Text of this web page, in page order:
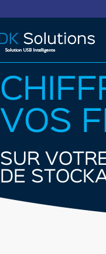
VOS
SUR
DE